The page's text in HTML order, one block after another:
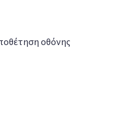
οθόνης